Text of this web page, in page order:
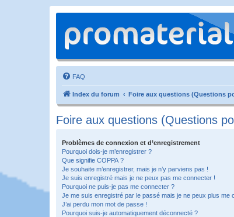
FAQ
Index du forum Foire aux questions (Questions
Foire aux questions (Questions
Problèmes de connexion et d’enregistrement
Pourquoi dois-je m’enregistrer ?
Que signifie COPPA ?
Je souhaite m’enregistrer, mais je n’y parviens pas !
Je suis enregistré mais je ne peux pas me connecter !
Pourquoi ne puis-je pas me connecter ?
Je me suis enregistré par le passé mais je ne peux plus me
J’ai perdu mon mot de passe !
Pourquoi suis-je automatiquement déconnecté ?